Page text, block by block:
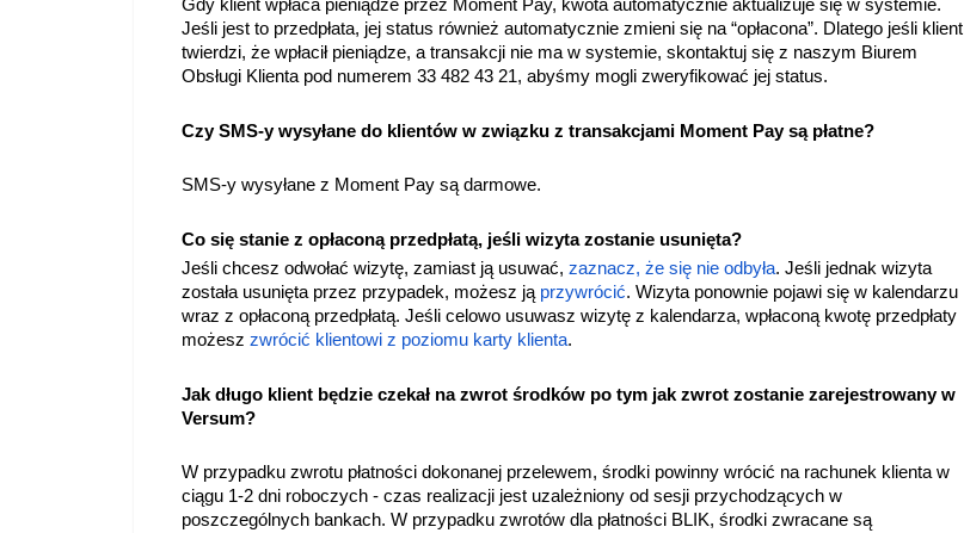
Gdy klient wpłaca pieniądze przez Moment Pay, kwota automatycznie aktualizuje się w systemie.
Jeśli jest to przedpłata, jej status również automatycznie zmieni się na “opłacona”. Dlatego jeśli klient
twierdzi, że wpłacił pieniądze, a transakcji nie ma w systemie, skontaktuj się z naszym Biurem
Obsługi Klienta pod numerem 33 482 43 21, abyśmy mogli zweryfikować jej status.
Czy SMS-ywysyłane do klientów w związku z transakcjami Moment Pay są płatne?
SMS-y wysyłane z Moment Pay są darmowe.
Co się stanie z opłaconą przedpłatą, jeśli wizyta zostanie usunięta?
Jeśli chcesz odwołać wizytę, zamiast ją usuwać, zaznacz, że się nie odbyła. Jeśli jednak wizyta
została usunięta przez przypadek, możesz ją przywrócić. Wizyta ponownie pojawi się w kalendarzu
wraz z opłaconą przedpłatą. Jeśli celowo usuwasz wizytę z kalendarza, wpłaconą kwotę przedpłaty
możesz zwrócić klientowi z poziomu karty klienta.
Jak długo klient będzie czekał na zwrot środków po tym jak zwrot zostanie zarejestrowany w
Versum?
W przypadku zwrotu płatności dokonanej przelewem, środki powinny wrócić na rachunek klienta w
ciągu 1-2 dni roboczych - czas realizacji jest uzależniony od sesji przychodzących w
poszczególnych bankach. W przypadku zwrotów dla płatności BLIK, środki zwracane są